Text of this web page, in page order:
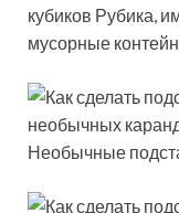
кубиков Рубика,
мусорные
Необычные